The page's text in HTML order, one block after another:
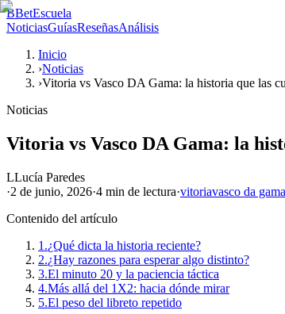
BBetEscuela
NoticiasGuíasReseñasAnálisis
Inicio
›Noticias
›Vitoria vs Vasco DA Gama: la historia que las
Noticias
Vitoria vs Vasco DA Gama: la
LLucía Paredes
·2 de junio, 2026·4 min de lectura·vitoriavasco da gama
Contenido del artículo
1.¿Qué dicta la historia reciente?
2.¿Hay razones para esperar algo distinto?
3.El minuto 20 y la paciencia táctica
4.Más allá del 1X2: hacia dónde mirar
5.El peso del libreto repetido